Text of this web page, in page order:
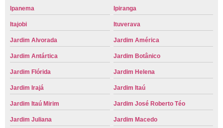
Ipanema Ipiranga
Itajobi Ituverava
Jardim Alvorada Jardim América
Jardim Antártica Jardim Botânico
Jardim Flórida Jardim Helena
Jardim Irajá Jardim Itaú
Jardim Itaú Mirim Jardim José Roberto Téo
Jardim Juliana Jardim Macedo